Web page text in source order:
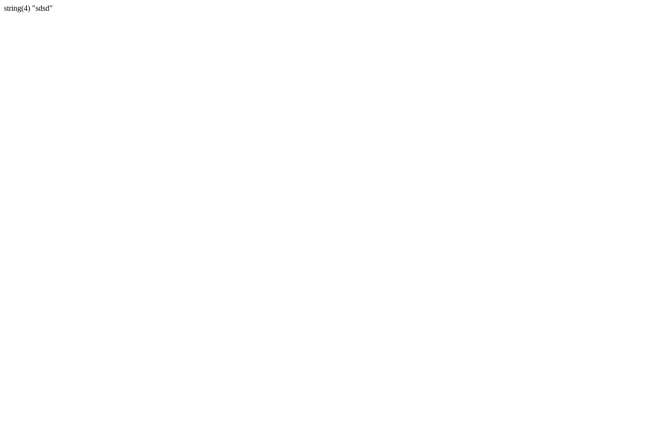
string(4) "sdsd"